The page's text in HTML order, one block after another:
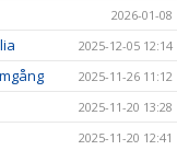
2026-01-08
2025-12-05 12:14
2025-11-26 11:12
2025-11-20 13:28
2025-11-20 12:41